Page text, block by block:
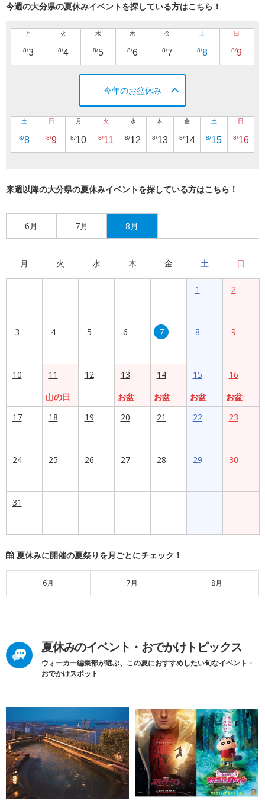
今週の大分県の夏休みイベントを探している方はこちら！
月
8/3
火
8/4
水
8/5
木
8/6
金
8/7
土
8/8
日
8/9
今年のお盆休み
土
8/8
日
8/9
月
8/10
火
8/11
水
8/12
木
8/13
金
8/14
土
8/15
日
8/16
来週以降の大分県の夏休みイベントを探している方はこちら！
6月 7月 8月
月 火 水 木 金 土 日
1 2
3 4 5 6 7 8 9
10
11
山の日
12
13
お盆
14
お盆
15
お盆
16
お盆
17
18 19 20 21 22 23
24 25 26 27 28 29 30
31
夏休みに開催の夏祭りを月ごとにチェック！
6月 7月 8月
夏休みのイベント・おでかけトピックス
ウォーカー編集部が選ぶ、この夏におすすめしたい旬なイベント・
おでかけスポット